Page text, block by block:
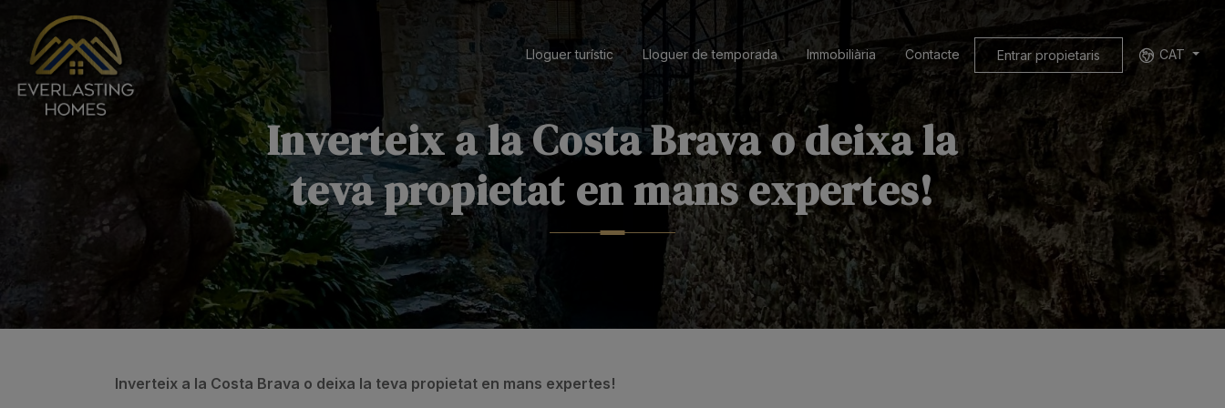
Lloguer turístic Lloguer de temporada Immobiliària Contacte Entrar propietaris CAT
Inverteix a la Costa Brava o deixa la
teva propietat en mans expertes!
Inverteix a la Costa Brava o deixa la teva propietat en mans expertes!